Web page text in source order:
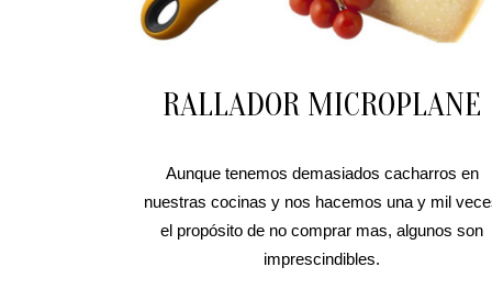
RALLADOR MICROPLANE
Aunque tenemos demasiados cacharros en
nuestras cocinas y nos hacemos una y mil
el propósito de no comprar mas, algunos son
imprescindibles.